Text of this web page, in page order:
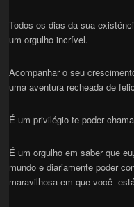
Todos os dias da sua
um orgulho incrível.
Acompanhar o seu
uma aventura recheada de
É um privilégio te poder
É um orgulho em saber que
mundo e diariamente poder
maravilhosa em que você